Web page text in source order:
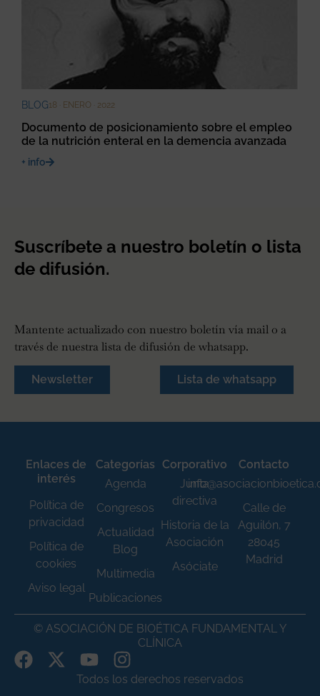
BLOG18 · ENERO · 2022
Documento de posicionamiento sobre el empleo
de la nutrición enteral en la demencia avanzada
+ info
Suscríbete a nuestro boletín o lista
de difusión.
Mantente actualizado con nuestro boletín vía mail o a
través de nuestra lista de difusión de whatsapp.
Newsletter Lista de whatsapp
Enlaces de
interés
Política de
privacidad
Política de
cookies
Aviso legal
Categorías
Agenda
Congresos
Actualidad
Blog
Multimedia
Publicaciones
Corporativo
Junta
directiva
Historia de la
Asociación
Asóciate
Contacto
Calle de
Aguilón, 7
28045
Madrid
© ASOCIACIÓN DE BIOÉTICA FUNDAMENTAL Y
CLÍNICA
Todos los derechos reservados